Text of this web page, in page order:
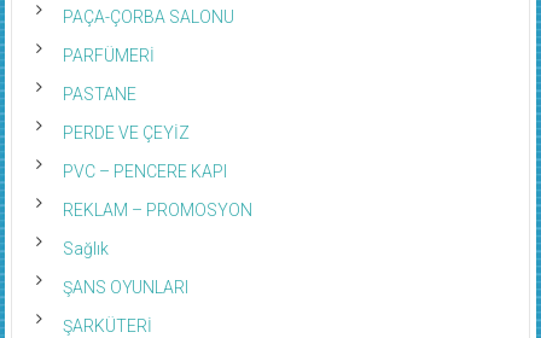
PAÇA-ÇORBA SALONU
PARFÜMERİ
PASTANE
PERDE VE ÇEYİZ
PVC – PENCERE KAPI
REKLAM – PROMOSYON
Sağlık
ŞANS OYUNLARI
ŞARKÜTERİ